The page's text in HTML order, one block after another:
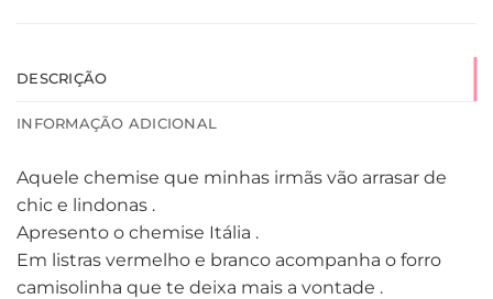
DESCRIÇÃO
INFORMAÇÃO ADICIONAL
Aquele chemise que minhas irmãs vão arrasar de
chic e lindonas .
Apresento o chemise Itália .
Em listras vermelho e branco acompanha o forro
camisolinha que te deixa mais a vontade .